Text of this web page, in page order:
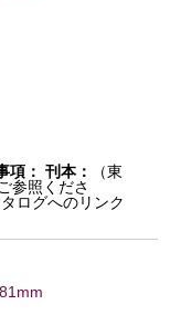
項： 刊本：
（東
参照くださ
ログへのリンク